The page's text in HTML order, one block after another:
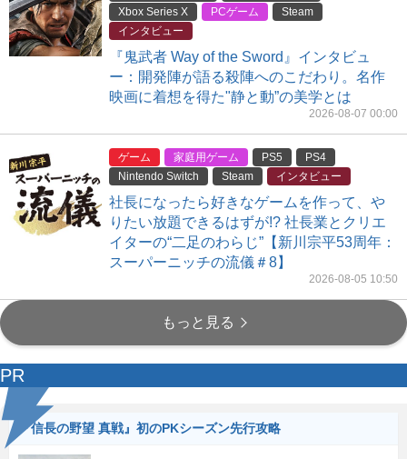
Xbox Series X
PCゲーム
Steam
インタビュー
『鬼武者 Way of the Sword』インタビュ
ー：開発陣が語る殺陣へのこだわり。名作
映画に着想を得た"静と動”の美学とは
2026-08-07 00:00
ゲーム 家庭用ゲーム PS5
PS4
Nintendo Switch
Steam インタビュー
社長になったら好きなゲームを作って、や
りたい放題できるはずが!? 社長業とクリエ
イターの“二足のわらじ”【新川宗平53周年：
スーパーニッチの流儀＃8】
2026-08-05 10:50
もっと見る
PR
『信長の野望 真戦』初のPKシーズン先行攻略